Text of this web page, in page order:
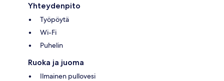
Yhteydenpito
Työpöytä
Wi-Fi
Puhelin
Ruoka ja juoma
Ilmainen pullovesi